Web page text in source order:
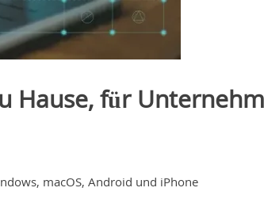
Hause, für
macOS, Android und iPhone